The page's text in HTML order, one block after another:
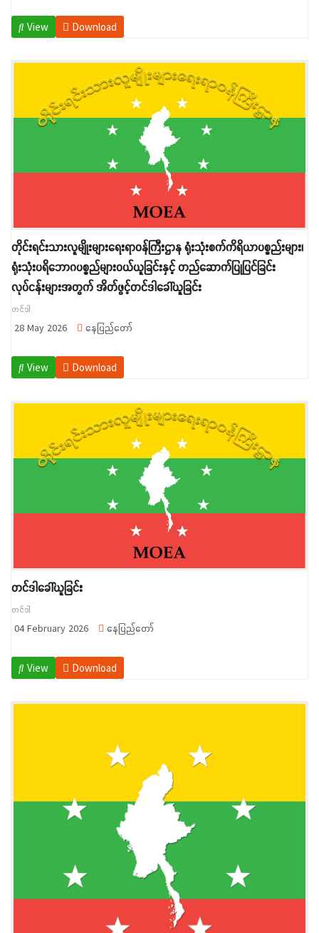
View Download
တိုင်းရင်းသားလူမျိုးများရေးရာဝန်ကြီးဌာန ရုံးသုံးစက်ကိရိယာပစ္စည်းများ၊
ရုံးသုံးပရိဘောဂပစ္စည်များဝယ်ယူခြင်းနှင့် တည်ဆောက်ပြုပြင်ခြင်း
လုပ်ငန်းများအတွက် အိတ်ဖွင့်တင်ဒါခေါ်ယူခြင်း
တင်ဒါ
28 May 2026 နေပြည်တော်
View Download
တင်ဒါခေါ်ယူခြင်း
တင်ဒါ
04 February 2026 နေပြည်တော်
View Download